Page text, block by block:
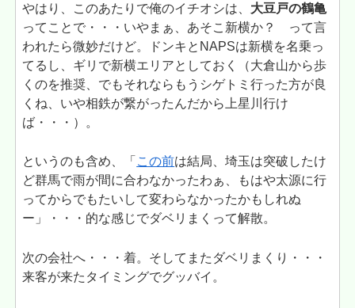
やはり、このあたりで俺のイチオシは、 大豆戸の鶴亀
ってことで・・・いやまぁ、あそこ新横か？ って言
われたら微妙だけど。ドンキとNAPSは新横を名乗っ
てるし、ギリで新横エリアとしておく（大倉山から歩
くのを推奨、でもそれならもうシゲトミ行った方が良
くね、いや相鉄が繋がったんだから上星川行け
ば・・・）。
というのも含め、「 この前は結局、埼玉は突破したけ
ど群馬で雨が間に合わなかったわぁ、もはや太源に行
ってからでもたいして変わらなかったかもしれぬ
ー」・・・的な感じでダベリまくって解散。
次の会社へ・・・着。そしてまたダベリまくり・・・
来客が来たタイミングでグッバイ。